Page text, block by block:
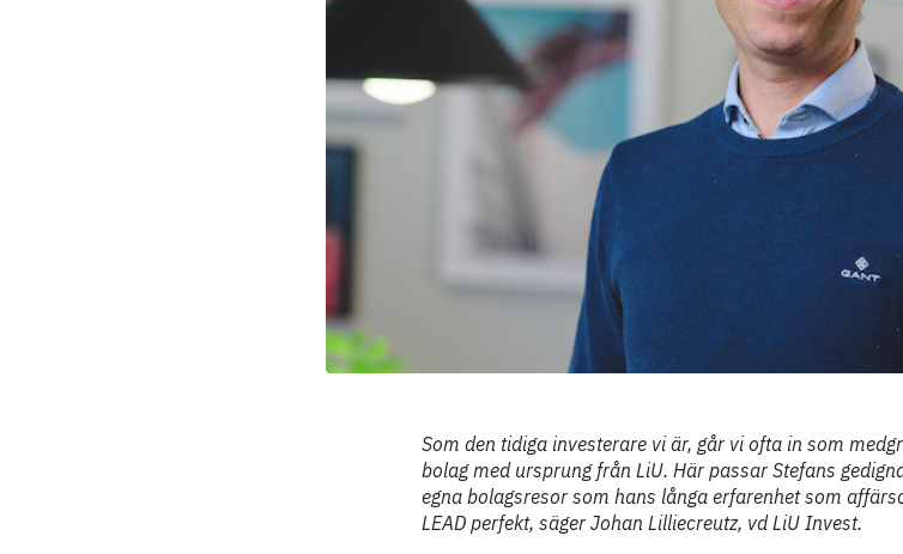
Som den tidiga investerare vi är, går vi ofta in som
bolag med ursprung från LiU. Här passar Stefans
egna bolagsresor som hans långa erfarenhet som
LEAD perfekt, säger Johan Lilliecreutz, vd LiU Invest.